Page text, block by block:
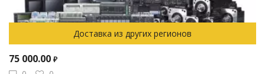
Доставка из других регионов
75 000.00 ₽